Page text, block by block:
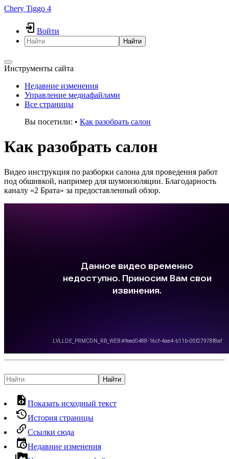
Chery Tiggo 4
Войти
Найти
Инструменты сайта
Недавние изменения
Управление медиафайлами
Все страницы
Вы посетили: • Как разобрать салон
Как разобрать салон
Видео инструкция по разборки салона для проведения работ
под обшивкой, например для шумоизоляции. Благодарность
каналу «2 Брата» за предоставленный обзор.
Найти
Показать исходный текст
История страницы
Ссылки сюда
Недавние изменения